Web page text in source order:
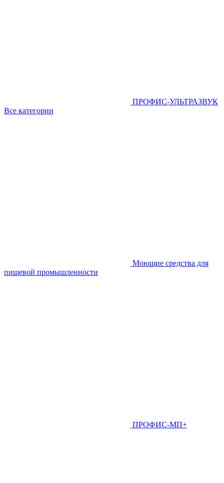
ПРОФИС-УЛЬТРАЗВУК
Все категории
Моющие средства для
пищевой промышленности
ПРОФИС-МП+